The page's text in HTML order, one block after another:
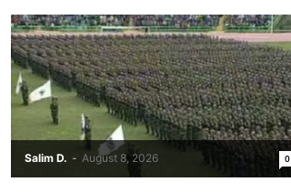
Salim D. - August 8, 2026 0